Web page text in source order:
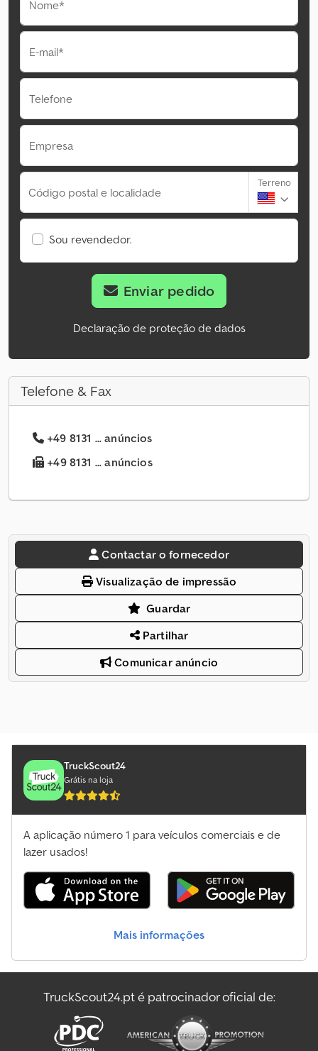
Nome*
E-mail*
Telefone
Empresa
Código postal e localidade
Terreno
Sou revendedor.
Enviar pedido
Declaração de proteção de dados
Telefone & Fax
+49 8131 ... anúncios
+49 8131 ... anúncios
Contactar o fornecedor
Visualização de impressão
Guardar
Partilhar
Comunicar anúncio
TruckScout24
Grátis na loja
A aplicação número 1 para veículos comerciais e de
lazer usados!
Mais informações
TruckScout24.pt é patrocinador oficial de: